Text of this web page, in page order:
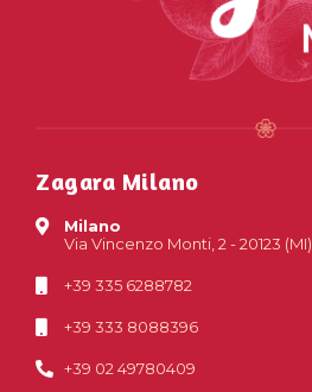
Zagara Milano
Milano
Via Vincenzo Monti, 2 - 20123 (MI)
+39 335 6288782
+39 333 8088396
+39 02 49780409